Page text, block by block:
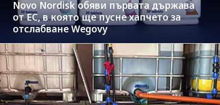
Novo Nordisk обяви първата държава
от ЕС, в която ще пусне хапчето за
отслабване Wegovy